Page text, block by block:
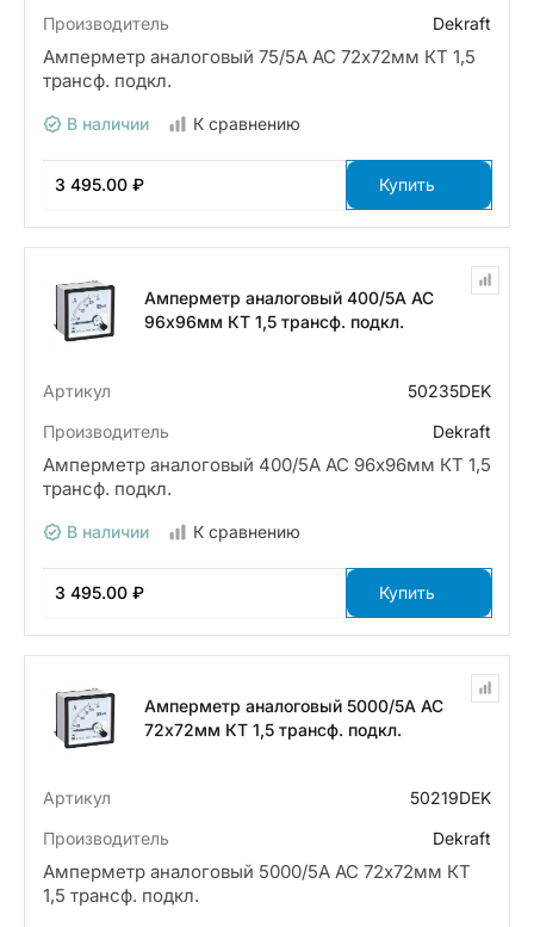
Производитель Dekraft
Амперметр аналоговый 75/5А AC 72х72мм КТ 1,5
трансф. подкл.
В наличии К сравнению
3 495.00 ₽ Купить
Амперметр аналоговый 400/5А AC
96х96мм КТ 1,5 трансф. подкл.
Артикул
50235DEK
Производитель
Dekraft
Амперметр аналоговый 400/5А AC 96х96мм КТ 1,5
трансф. подкл.
В наличии К сравнению
3 495.00 ₽ Купить
Амперметр аналоговый 5000/5А AC
72х72мм КТ 1,5 трансф. подкл.
Артикул
50219DEK
Производитель
Dekraft
Амперметр аналоговый 5000/5А AC 72х72мм КТ
1,5 трансф. подкл.